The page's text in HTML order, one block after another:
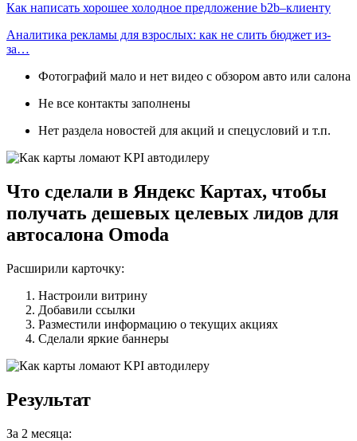
Как написать хорошее холодное предложение b2b–клиенту
Аналитика рекламы для взрослых: как не слить бюджет из-
за…
Фотографий мало и нет видео с обзором авто или салона
Не все контакты заполнены
Нет раздела новостей для акций и спецусловий и т.п.
Что сделали в Яндекс Картах, чтобы
получать дешевых целевых лидов для
автосалона Omoda
Расширили карточку:
Настроили витрину
Добавили ссылки
Разместили информацию о текущих акциях
Сделали яркие баннеры
Результат
За 2 месяца: